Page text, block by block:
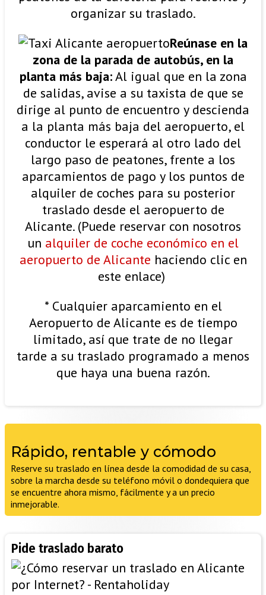
organizar su traslado.
Reúnase en la
zona de la parada de autobús, en la
planta más baja:Al igual que en la zona
de salidas, avise a su taxista de que se
dirige al punto de encuentro y descienda
a la planta más baja del aeropuerto, el
conductor le esperará al otro lado del
largo paso de peatones, frente a los
aparcamientos de pago y los puntos de
alquiler de coches para su posterior
traslado desde el aeropuerto de
Alicante. (Puede reservar con nosotros
un alquiler de coche económico en el
aeropuerto de Alicante haciendo clic en
este enlace)
* Cualquier aparcamiento en el
Aeropuerto de Alicante es de tiempo
limitado, así que trate de no llegar
tarde a su traslado programado a menos
que haya una buena razón.
Rápido, rentable y cómodo
Reserve su traslado en línea desde la comodidad de su casa,
sobre la marcha desde su teléfono móvil o dondequiera que
se encuentre ahora mismo, fácilmente y a un precio
inmejorable.
Pide traslado barato